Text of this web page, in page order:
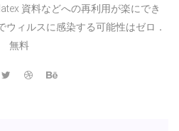
資料などへの再利用が楽にでき
ウィルスに感染する可能性はゼロ．
無料